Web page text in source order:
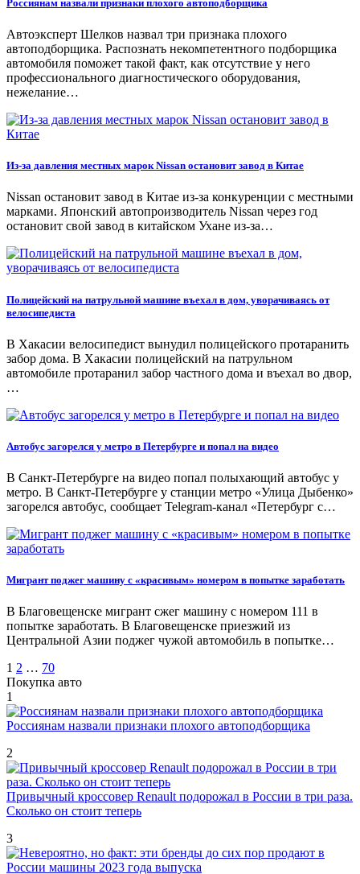
Россиянам назвали признаки плохого автоподборщика
Автоэксперт Шелков назвал три признака плохого
автоподборщика. Распознать некомпетентного подборщика
автомобиля поможет такой факт, как отсутствие у него
профессионального диагностического оборудования,
нежелание…
Из-за давления местных марок Nissan остановит завод в Китае
Nissan остановит завод в Китае из-за конкуренции с местными
марками. Японский автопроизводитель Nissan через год
остановит свой завод в китайском Ухане из-за…
Полицейский на патрульной машине въехал в дом, уворачиваясь от
велосипедиста
В Хакасии велосипедист вынудил полицейского протаранить
забор дома. В Хакасии полицейский на патрульном
автомобиле протаранил забор частного дома и въехал во двор,
…
Автобус загорелся у метро в Петербурге и попал на видео
В Санкт-Петербурге на видео попал полыхающий автобус у
метро. В Санкт-Петербурге у станции метро «Улица Дыбенко»
загорелся автобус, сообщает Telegram-канал «Петербург с…
Мигрант поджег машину с «красивым» номером в попытке заработать
В Благовещенске мигрант сжег машину с номером 111 в
попытке заработать. В Благовещенске приезжий из
Центральной Азии поджег чужой автомобиль в попытке…
Пагинация
записей
1 2 … 70
Покупка авто
1
Россиянам назвали признаки плохого автоподборщика
2
Привычный кроссовер Renault подорожал в России в три раза.
Сколько он стоит теперь
3